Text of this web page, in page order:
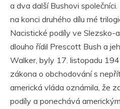
a dva další Bushovi
na konci druhého dílu mé
Nacistické podíly ve Slezsko-
dlouho řídil Prescott Bush a
Walker, byly 17. listopadu
zákona o obchodování s
americká vláda oznámila, že
podíly a ponechává